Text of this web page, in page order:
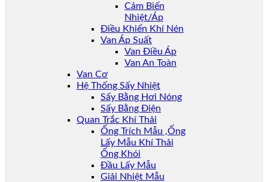
Cảm Biến
Nhiệt/Áp
Điều Khiển Khí Nén
Van Áp Suất
Van Điều Áp
Van An Toàn
Van Cơ
Hệ Thống Sấy Nhiệt
Sấy Bằng Hơi Nóng
Sấy Bằng Điện
Quan Trắc Khí Thải
Ống Trích Mẫu ,Ống
Lấy Mẫu Khí Thải
Ống Khói
Đầu Lấy Mẫu
Giải Nhiệt Mẫu